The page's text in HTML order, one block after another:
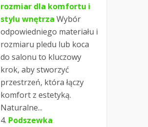
rozmiar dla komfortu i
stylu wnętrza Wybór
odpowiedniego materiału i
rozmiaru pledu lub koca
do salonu to kluczowy
krok, aby stworzyć
przestrzeń, która łączy
komfort z estetyką.
Naturalne...
Podszewka